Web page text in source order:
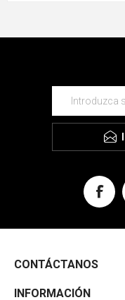
CONTÁCTANOS
INFORMACIÓN